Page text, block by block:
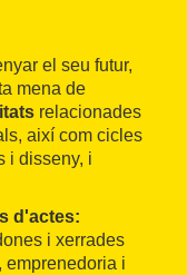
el seu futur,
mena de
relacionades
així com cicles
i disseny, i
d'actes:
i xerrades
emprenedoria i